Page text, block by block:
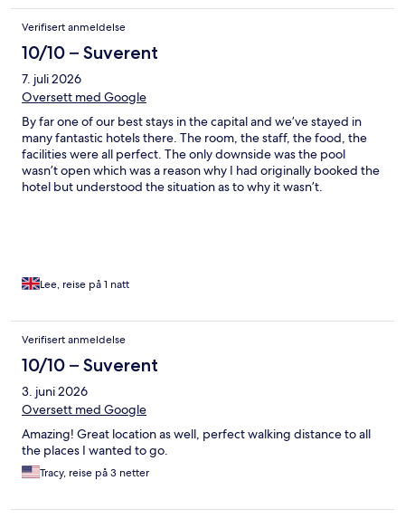
Verifisert anmeldelse
10/10 – Suverent
7. juli 2026
Oversett med Google
By far one of our best stays in the capital and we’ve stayed in
many fantastic hotels there. The room, the staff, the food, the
facilities were all perfect. The only downside was the pool
wasn’t open which was a reason why I had originally booked the
hotel but understood the situation as to why it wasn’t.
Lee, reise på 1 natt
Verifisert anmeldelse
10/10 – Suverent
3. juni 2026
Oversett med Google
Amazing! Great location as well, perfect walking distance to all
the places I wanted to go.
Tracy, reise på 3 netter